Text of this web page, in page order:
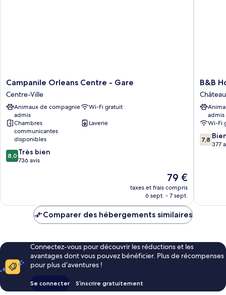
Campanile
Orleans
Centre
-
Gare
Centre-
Ville
Campanile Orleans Centre - Gare
Centre-Ville
Animaux de compagnie
admis
Wi-Fi gratuit
Chambres
communicantes
disponibles
Laverie
8.0
sur
8,0 Très bien
736 avis
Le
nouveau
prix
de
79 €
taxes et frais compris
6 sept. - 7 sept.
B&B
Hotel
Orléans
Centre
Foch
Bannier
B&B
admis
Wi-Fi
7.8
sur
7,8
377
Comparer des hébergements similaires
Connectez-vous pour découvrir les réductions et les
avantages dont vous pouvez bénéficier. Plus de récompenses
pour plus d’aventures !
Se connecter S’inscrire gratuitement